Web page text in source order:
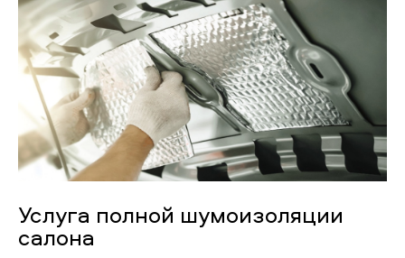
Услуга полной шумоизоляции
салона